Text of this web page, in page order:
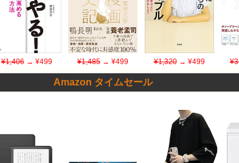
¥1,406→ ¥499 ¥1,485 → ¥499 ¥1,320→ ¥499
Amazon タイムセール